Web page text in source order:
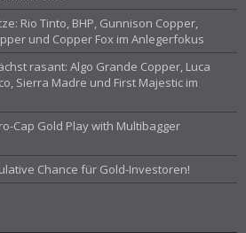
Rio Tinto, BHP, Gunnison Copper,
und Copper Fox im Anlegerfokus
rasant: Algo Grande Copper, Luca
Sierra Madre und First Majestic im
Cap Gold Play with Multibagger
Chance für Gold-Investoren!